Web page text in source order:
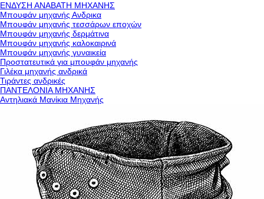
ΕΝΔΥΣΗ ΑΝΑΒΑΤΗ ΜΗΧΑΝΗΣ
Μπουφάν μηχανής Ανδρικα
Μπουφάν μηχανής τεσσάρων εποχών
Μπουφάν μηχανής δερμάτινα
Μπουφάν μηχανής καλοκαιρινά
Μπουφάν μηχανής γυναικεία
Προστατευτικά για μπουφάν μηχανής
Γιλέκα μηχανής ανδρικά
Τιράντες ανδρικές
ΠΑΝΤΕΛΟΝΙΑ ΜΗΧΑΝΗΣ
Αντηλιακά Μανίκια Μηχανής